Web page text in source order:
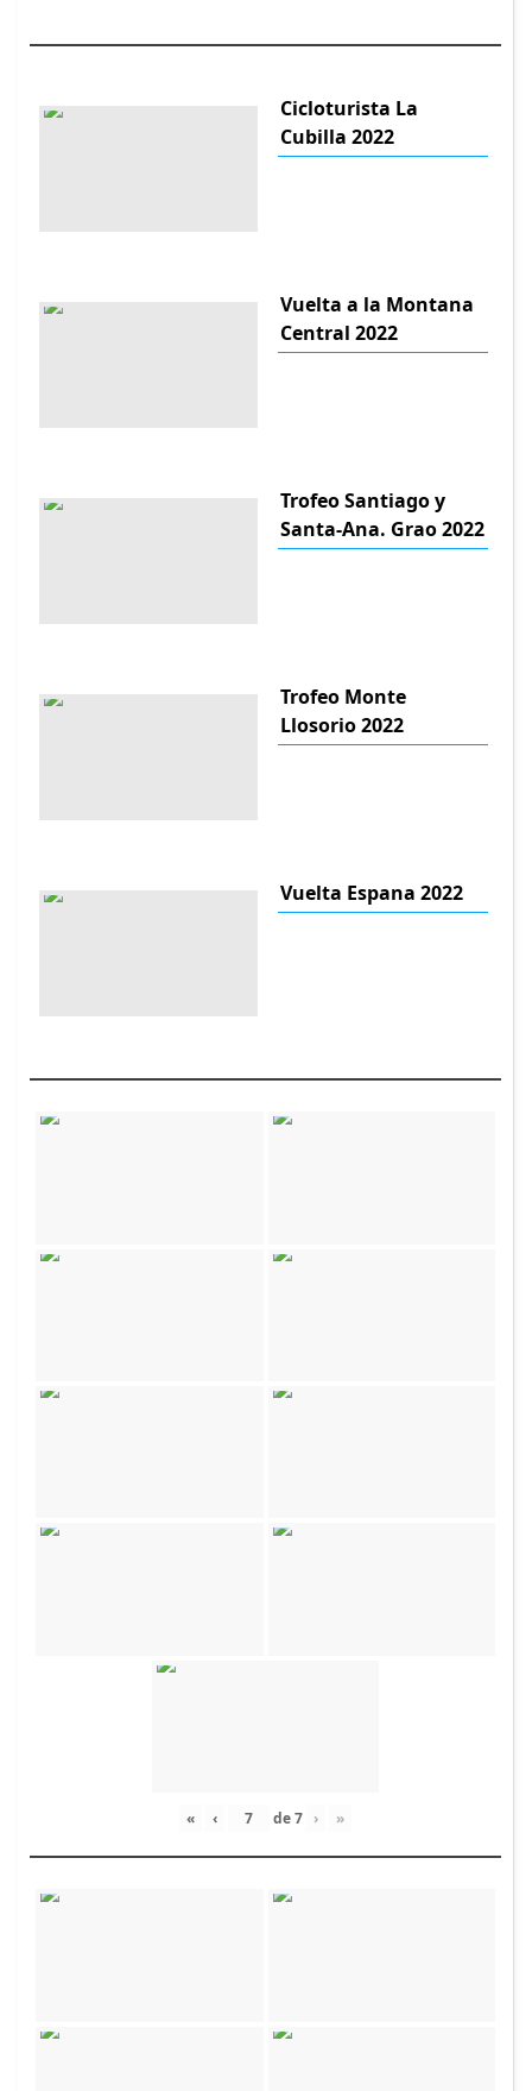
Cicloturista La
Cubilla 2022
Vuelta a la Montana
Central 2022
Trofeo Santiago y
Santa-Ana. Grao 2022
Trofeo Monte
Llosorio 2022
Vuelta Espana 2022
« ‹ de7 › »